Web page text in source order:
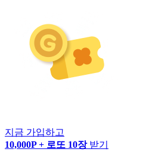
지금 가입하고
10,000P + 로또 10장 받기